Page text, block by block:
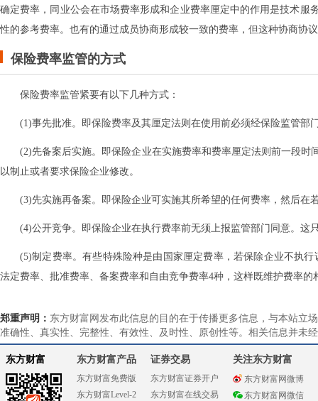
确定费率，同业公会在市场费率形成和企业费率厘定中的作用是技术
性的参考费率。也有的通过成员协商形成较一致的费率，但这种协商协
保险费率监管的方式
保险费率监管紧要有以下几种方式：
(1)事先批准。即保险费率及其厘定法则在使用前必须经保险监管部
(2)先备案后实施。即保险企业在实施费率和费率厘定法则前一段
以制止或者要求保险企业修改。
(3)先实施再备案。即保险企业可实施其所希望的任何费率，然后
(4)公开竞争。即保险企业在执行费率前无须上报监管部门同意。这
(5)制定费率。有些特殊险种是由国家厘定费率，若保除企业不执
法定费率、批准费率、备案费率和自由竞争费率4种，这样既维护费率
郑重声明： 东方财富网发布此信息的目的在于传播更多信息，与本站立
准确性、真实性、完整性、有效性、及时性、原创性等。相关信息并未
东方财富 东方财富产品
东方财富免费版
东方财富Level-2
证券交易
东方财富证券开户
东方财富在线交易
关注东方财富
东方财富网微博
东方财富网微信